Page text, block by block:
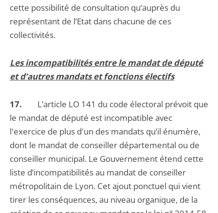
cette possibilité de consultation qu’auprès du
représentant de l’Etat dans chacune de ces
collectivités.
Les incompatibilités entre le mandat de député
et d’autres mandats et fonctions électifs
17. L’article LO 141 du code électoral prévoit que
le mandat de député est incompatible avec
l'exercice de plus d'un des mandats qu’il énumère,
dont le mandat de conseiller départemental ou de
conseiller municipal. Le Gouvernement étend cette
liste d’incompatibilités au mandat de conseiller
métropolitain de Lyon. Cet ajout ponctuel qui vient
tirer les conséquences, au niveau organique, de la